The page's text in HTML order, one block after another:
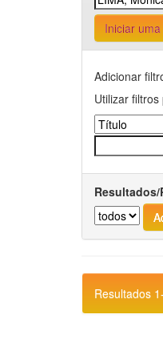
Iniciar
Adicionar
Utilizar
Resultados/
Resultados